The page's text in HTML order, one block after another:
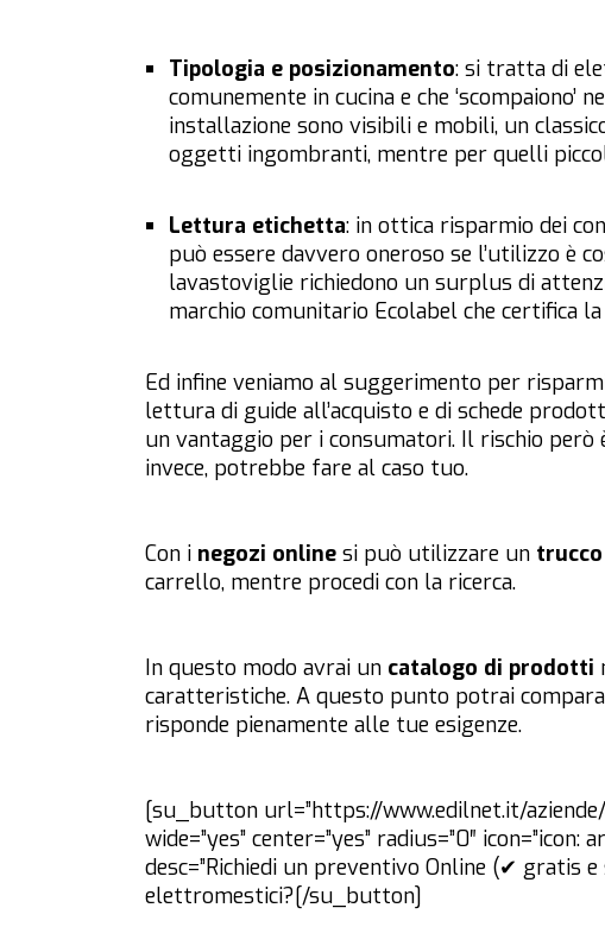
Tipologia e posizionamento: si tratta di
comunemente in cucina e che
installazione sono visibili e mobili, un
oggetti ingombranti, mentre per quelli
Lettura etichetta: in ottica risparmio dei
può essere davvero oneroso se l’utilizzo è
lavastoviglie richiedono un surplus di
marchio comunitario Ecolabel che certifica
Ed infine veniamo al suggerimento per
lettura di guide all’acquisto e di schede
un vantaggio per i consumatori. Il rischio però
invece, potrebbe fare al caso tuo.
Con i negozi online si può utilizzare un trucco
carrello, mentre procedi con la ricerca.
In questo modo avrai un catalogo di prodotti
caratteristiche. A questo punto potrai
risponde pienamente alle tue esigenze.
[su_button url=”https://www.edilnet.it/aziende/
wide=”yes” center=”yes” radius=”0″
desc=”Richiedi un preventivo Online (✔ gratis
elettromestici?[/su_button]